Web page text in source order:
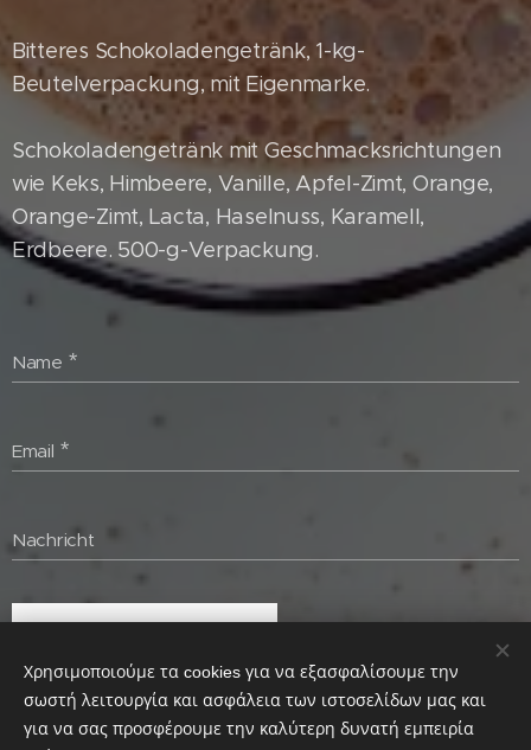
Bitteres Schokoladengetränk, 1-kg-
Beutelverpackung, mit Eigenmarke.
Schokoladengetränk mit Geschmacksrichtungen
wie Keks, Himbeere, Vanille, Apfel-Zimt, Orange,
Orange-Zimt, Lacta, Haselnuss, Karamell,
Erdbeere. 500-g-Verpackung.
Name
Email
Nachricht
Χρησιμοποιούμε τα cookies για να εξασφαλίσουμε την
σωστή λειτουργία και ασφάλεια των ιστοσελίδων μας και
για να σας προσφέρουμε την καλύτερη δυνατή εμπειρία